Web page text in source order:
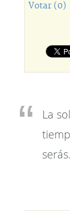
Votar (0)
La
serás.